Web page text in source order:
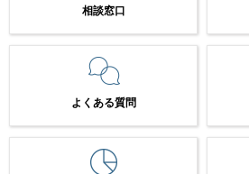
相談窓口
よくある質問